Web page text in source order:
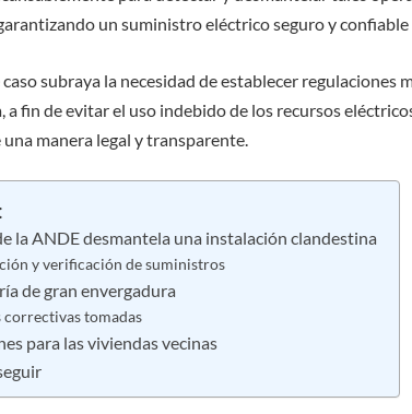
un suministro eléctrico seguro y
caso subraya la necesidad de establecer regulaciones
fin de evitar el uso indebido de los recursos
una manera legal y transparente.
la ANDE desmantela una instalación clandestina
y verificación de suministros
de gran envergadura
correctivas tomadas
para las viviendas vecinas